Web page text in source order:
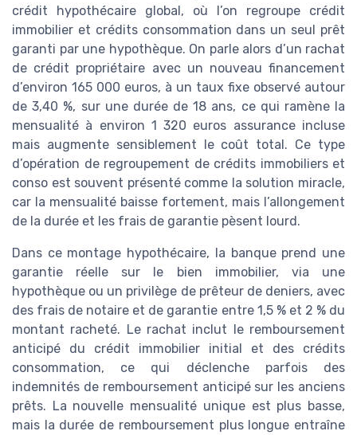
crédit hypothécaire global, où l’on regroupe crédit
immobilier et crédits consommation dans un seul prêt
garanti par une hypothèque. On parle alors d’un rachat
de crédit propriétaire avec un nouveau financement
d’environ 165 000 euros, à un taux fixe observé autour
de 3,40 %, sur une durée de 18 ans, ce qui ramène la
mensualité à environ 1 320 euros assurance incluse
mais augmente sensiblement le coût total. Ce type
d’opération de regroupement de crédits immobiliers et
conso est souvent présenté comme la solution miracle,
car la mensualité baisse fortement, mais l’allongement
de la durée et les frais de garantie pèsent lourd.
Dans ce montage hypothécaire, la banque prend une
garantie réelle sur le bien immobilier, via une
hypothèque ou un privilège de prêteur de deniers, avec
des frais de notaire et de garantie entre 1,5 % et 2 % du
montant racheté. Le rachat inclut le remboursement
anticipé du crédit immobilier initial et des crédits
consommation, ce qui déclenche parfois des
indemnités de remboursement anticipé sur les anciens
prêts. La nouvelle mensualité unique est plus basse,
mais la durée de remboursement plus longue entraîne